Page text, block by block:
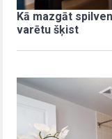
Kā mazgāt
varētu šķist